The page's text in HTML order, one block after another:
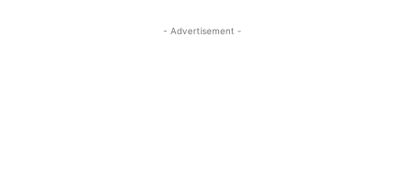
- Advertisement -